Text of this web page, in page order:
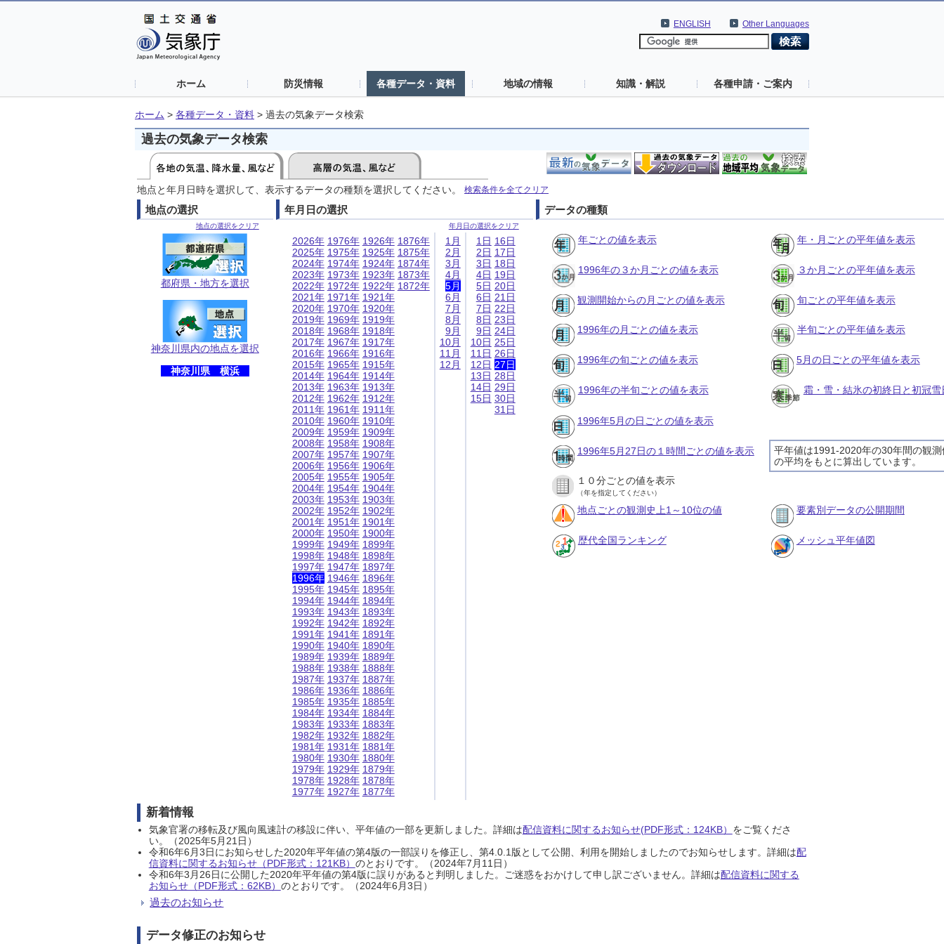
Other Languages
ENGLISH
ホーム 防災情報 各種データ・資料 地域の情報 知識・解説 各種申請・ご案内
ホーム > 各種データ・資料 > 過去の気象データ検索
過去の気象データ検索
地点と年月日時を選択して、表示するデータの種類を選択してください。 検索条件を全てクリア
地点の選択
地点の選択をクリア
都府県・地方を選択
神奈川県内の地点を選択
神奈川県 横浜
年月日の選択
年月日の選択をクリア
2026年
2025年
2024年
2023年
2022年
2021年
2020年
2019年
2018年
2017年
2016年
2015年
2014年
2013年
2012年
2011年
2010年
2009年
2008年
2007年
2006年
2005年
2004年
2003年
2002年
2001年
2000年
1999年
1998年
1997年
1996年
1995年
1994年
1993年
1992年
1991年
1990年
1989年
1988年
1987年
1986年
1985年
1984年
1983年
1982年
1981年
1980年
1979年
1978年
1977年
1976年
1975年
1974年
1973年
1972年
1971年
1970年
1969年
1968年
1967年
1966年
1965年
1964年
1963年
1962年
1961年
1960年
1959年
1958年
1957年
1956年
1955年
1954年
1953年
1952年
1951年
1950年
1949年
1948年
1947年
1946年
1945年
1944年
1943年
1942年
1941年
1940年
1939年
1938年
1937年
1936年
1935年
1934年
1933年
1932年
1931年
1930年
1929年
1928年
1927年
1926年
1925年
1924年
1923年
1922年
1921年
1920年
1919年
1918年
1917年
1916年
1915年
1914年
1913年
1912年
1911年
1910年
1909年
1908年
1907年
1906年
1905年
1904年
1903年
1902年
1901年
1900年
1899年
1898年
1897年
1896年
1895年
1894年
1893年
1892年
1891年
1890年
1889年
1888年
1887年
1886年
1885年
1884年
1883年
1882年
1881年
1880年
1879年
1878年
1877年
1876年
1875年
1874年
1873年
1872年
1月
2月
3月
4月
5月
6月
7月
8月
9月
10月
11月
12月
1日
2日
3日
4日
5日
6日
7日
8日
9日
10日
11日
12日
13日
14日
15日
16日
17日
18日
19日
20日
21日
22日
23日
24日
25日
26日
27日
28日
29日
30日
31日
データの種類
年ごとの値を表示 年・月ごとの平年値を表示
1996年の３か月ごとの値を表示 ３か月ごとの平年値を表示
観測開始からの月ごとの値を表示 旬ごとの平年値を表示
1996年の月ごとの値を表示 半旬ごとの平年値を表示
1996年の旬ごとの値を表示 5月の日ごとの平年値を表示
1996年の半旬ごとの値を表示 霜・雪・結氷の初終日と初冠
1996年5月の日ごとの値を表示
平年値は1991-2020年の30年間の観測
の平均をもとに算出しています。
1996年5月27日の１時間ごとの値を表示
１０分ごとの値を表示
（年を指定してください）
地点ごとの観測史上1～10位の値 要素別データの公開期間
歴代全国ランキング メッシュ平年値図
新着情報
気象官署の移転及び風向風速計の移設に伴い、平年値の一部を更新しました。詳細は配信資料に関するお知らせ(PDF形式：124KB） をご覧くださ
い。（2025年5月21日）
令和6年6月3日にお知らせした2020年平年値の第4版の一部誤りを修正し、第4.0.1版として公開、利用を開始しましたのでお知らせします。詳細は配
信資料に関するお知らせ（PDF形式：121KB） のとおりです。（2024年7月11日）
令和6年3月26日に公開した2020年平年値の第4版に誤りがあると判明しました。ご迷惑をおかけして申し訳ございません。詳細は配信資料に関する
お知らせ（PDF形式：62KB） のとおりです。（2024年6月3日）
過去のお知らせ
データ修正のお知らせ